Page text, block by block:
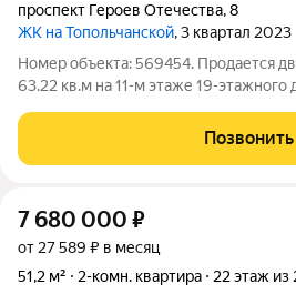
проспект Героев Отечества,8
ЖК на Топольчанской, 3 квартал 2023
Номер объекта: 569454. Продается
63.22 кв.м на 11-м этаже 19-этажного
дизайна. Это предложение для тех,
удобство, а также ищет
Позвонить
7 680 000 ₽
от 27 589 ₽ в месяц
51,2 м²
2-комн. квартира 22 этаж из